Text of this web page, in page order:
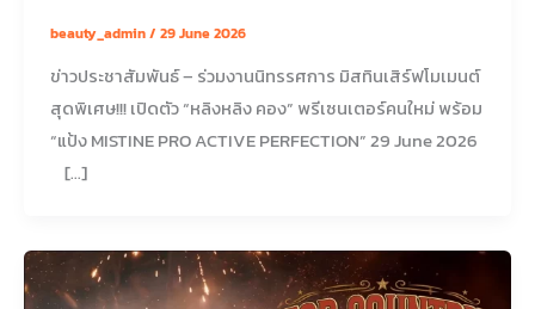
beauty_admin/ 29 June 2026
ข่าวประชาสัมพันธ์ – ร่วมงานนิทรรศการ มิสทินเสิร์ฟโมเมนต์
สุดพิเศษ!!! เปิดตัว “หลิงหลิง คอง” พรีเซนเตอร์คนใหม่ พร้อม
“แป้ง MISTINE PRO ACTIVE PERFECTION” 29 June 2026
[…]